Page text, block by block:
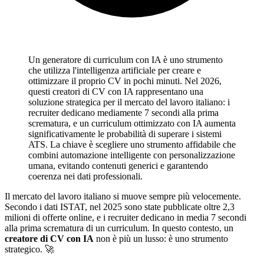
Un generatore di curriculum con IA è uno strumento
che utilizza l'intelligenza artificiale per creare e
ottimizzare il proprio CV in pochi minuti. Nel 2026,
questi creatori di CV con IA rappresentano una
soluzione strategica per il mercato del lavoro italiano: i
recruiter dedicano mediamente 7 secondi alla prima
scrematura, e un curriculum ottimizzato con IA aumenta
significativamente le probabilità di superare i sistemi
ATS. La chiave è scegliere uno strumento affidabile che
combini automazione intelligente con personalizzazione
umana, evitando contenuti generici e garantendo
coerenza nei dati professionali.
Il mercato del lavoro italiano si muove sempre più velocemente.
Secondo i dati ISTAT, nel 2025 sono state pubblicate oltre 2,3
milioni di offerte online, e i recruiter dedicano in media 7 secondi
alla prima scrematura di un curriculum. In questo contesto, un
creatore di CV con IA non è più un lusso: è uno strumento
strategico. 🚀